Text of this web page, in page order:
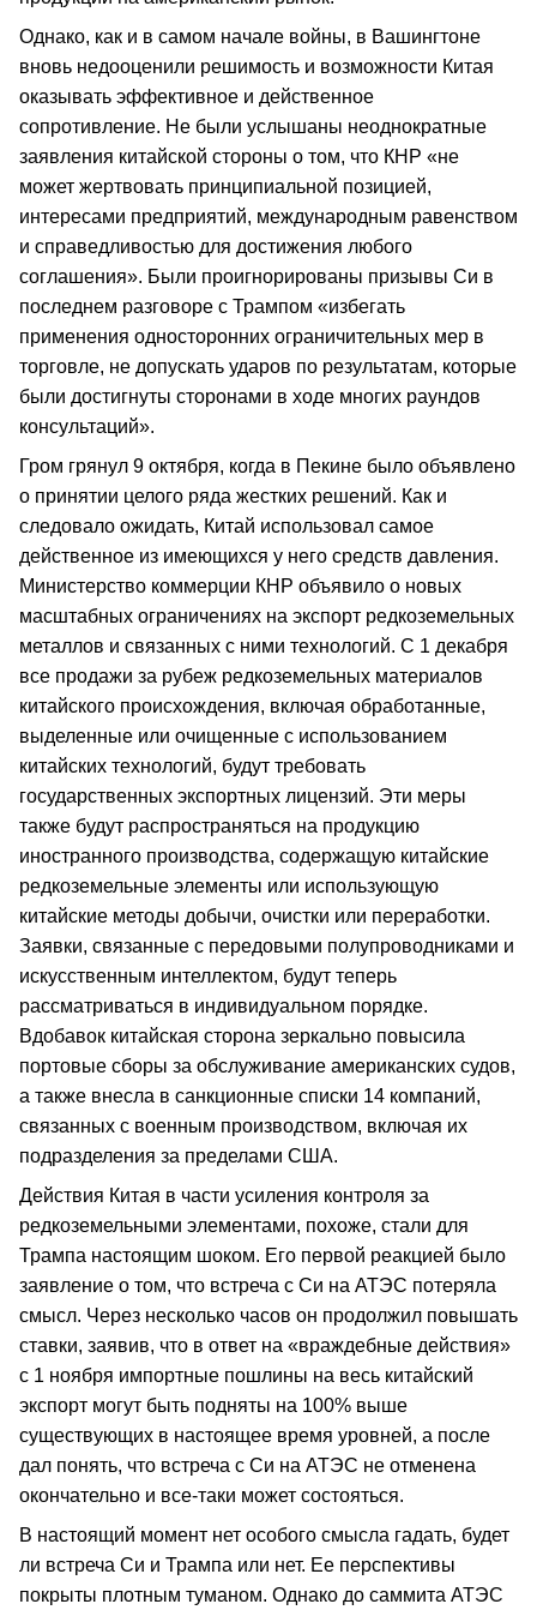
Однако, как и в самом начале войны, в Вашингтоне
вновь недооценили решимость и возможности Китая
оказывать эффективное и действенное
сопротивление. Не были услышаны неоднократные
заявления китайской стороны о том, что КНР «не
может жертвовать принципиальной позицией,
интересами предприятий, международным равенством
и справедливостью для достижения любого
соглашения». Были проигнорированы призывы Си в
последнем разговоре с Трампом «избегать
применения односторонних ограничительных мер в
торговле, не допускать ударов по результатам, которые
были достигнуты сторонами в ходе многих раундов
консультаций».
Гром грянул 9 октября, когда в Пекине было объявлено
о принятии целого ряда жестких решений. Как и
следовало ожидать, Китай использовал самое
действенное из имеющихся у него средств давления.
Министерство коммерции КНР объявило о новых
масштабных ограничениях на экспорт редкоземельных
металлов и связанных с ними технологий. С 1 декабря
все продажи за рубеж редкоземельных материалов
китайского происхождения, включая обработанные,
выделенные или очищенные с использованием
китайских технологий, будут требовать
государственных экспортных лицензий. Эти меры
также будут распространяться на продукцию
иностранного производства, содержащую китайские
редкоземельные элементы или использующую
китайские методы добычи, очистки или переработки.
Заявки, связанные с передовыми полупроводниками и
искусственным интеллектом, будут теперь
рассматриваться в индивидуальном порядке.
Вдобавок китайская сторона зеркально повысила
портовые сборы за обслуживание американских судов,
а также внесла в санкционные списки 14 компаний,
связанных с военным производством, включая их
подразделения за пределами США.
Действия Китая в части усиления контроля за
редкоземельными элементами, похоже, стали для
Трампа настоящим шоком. Его первой реакцией было
заявление о том, что встреча с Си на АТЭС потеряла
смысл. Через несколько часов он продолжил повышать
ставки, заявив, что в ответ на «враждебные действия»
с 1 ноября импортные пошлины на весь китайский
экспорт могут быть подняты на 100% выше
существующих в настоящее время уровней, а после
дал понять, что встреча с Си на АТЭС не отменена
окончательно и все-таки может состояться.
В настоящий момент нет особого смысла гадать, будет
ли встреча Си и Трампа или нет. Ее перспективы
покрыты плотным туманом. Однако до саммита АТЭС